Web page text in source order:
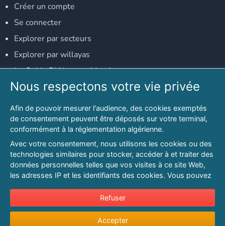
Créer un compte
Se connecter
Explorer par secteurs
Explorer par willayas
Le Guide D'Alger, guide-alger.com
NOS RÉSEAUX SOCIAUX
Notre page Facebook
Notre page LinkedIn
Notre page Instagram
Notre page Twitter
© 2026 PAGESMAGHREB.COM. ALL RIGHTS RESERVED
Conditions générales d'utilisation
Nous respectons votre vie privée
Afin de pouvoir mesurer l'audience, des cookies exemptés
de consentement peuvent être déposés sur votre terminal,
conformément à la réglementation algérienne.
Avec votre consentement, nous utilisons les cookies ou des
technologies similaires pour stocker, accéder à et traiter des
données personnelles telles que vos visites à ce site Web,
les adresses IP et les identifiants des cookies. Vous pouvez
sur l'intérêt légitime à tout moment en cliquant sur « Refuser
».
Pour en savoir plus sur notre politique en matière de cookies
Refuser
Accepter